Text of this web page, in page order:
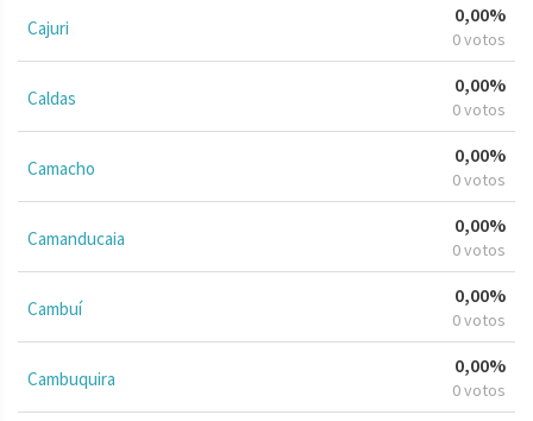
Cajuri
0,00%
0 votos
Caldas
0,00%
0 votos
Camacho
0,00%
0 votos
Camanducaia
0,00%
0 votos
Cambuí
0,00%
0 votos
Cambuquira
0,00%
0 votos